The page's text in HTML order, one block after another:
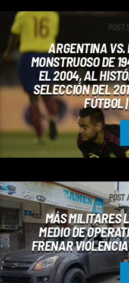
POST
ARGENTINA
MONSTRUOSO DE
EL 2004, AL
SELECCIÓN DEL
FÚTBOL
POST
MÁS MILITARES
MEDIO DE
FRENAR